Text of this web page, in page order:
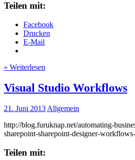
Teilen mit:
Facebook
Drucken
E-Mail
» Weiterlesen
Visual Studio Workflows
21. Juni 2013 Allgemein
http://blog.furuknap.net/automating-
sharepoint-sharepoint-designer-
Teilen mit: